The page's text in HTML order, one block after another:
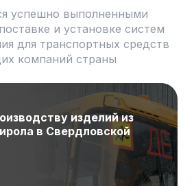
успешно выполненными
и установке систем
для транспортных средств
компаний страны
изделий из
в Свердловской